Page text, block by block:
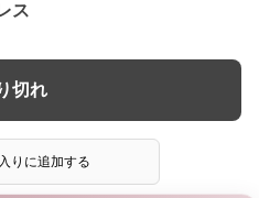
ス
切れ
りに追加する